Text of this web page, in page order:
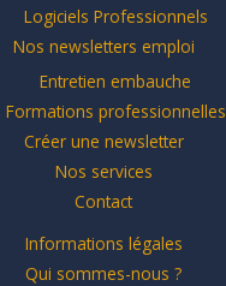
Logiciels Professionnels
Nos newsletters emploi
Entretien embauche
Formations professionnelles
Créer une newsletter
Nos services
Contact
Informations légales
Qui sommes-nous ?